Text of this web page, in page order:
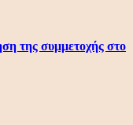
της συμμετοχής στο